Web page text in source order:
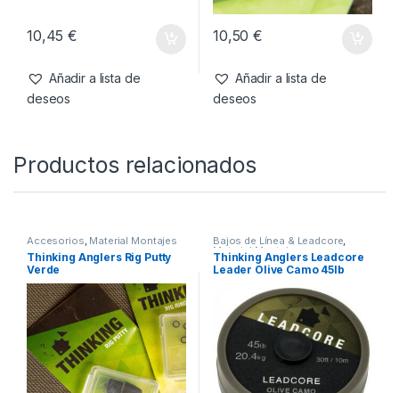
10,45€
Añadir a lista de
deseos
10,50€
Añadir a lista de
deseos
Productos relacionados
Accesorios, Material Montajes
Thinking Anglers Rig Putty
Verde
Bajos de Línea & Leadcore,
Material Montajes
Thinking Anglers Leadcore
Leader Olive Camo 45lb